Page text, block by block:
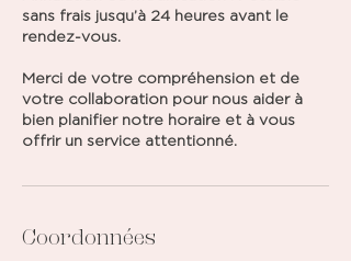
sans frais jusqu’à 24 heures avant le
rendez-vous.
Merci de votre compréhension et de
votre collaboration pour nous aider à
bien planifier notre horaire et à vous
offrir un service attentionné.
Coordonnées